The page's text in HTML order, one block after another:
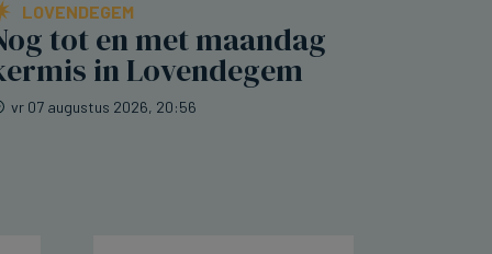
LOVENDEGEM
tot en met maandag
in Lovendegem
vr 07 augustus 2026, 20:56